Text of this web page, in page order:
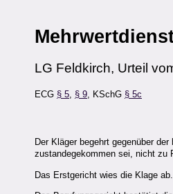
LG Feldkirch, Urteil
ECG § 5, § 9, KSchG § 5c
Der Kläger begehrt gegenüber
zustandegekommen sei, nicht zu
Das Erstgericht wies die Klage ab.